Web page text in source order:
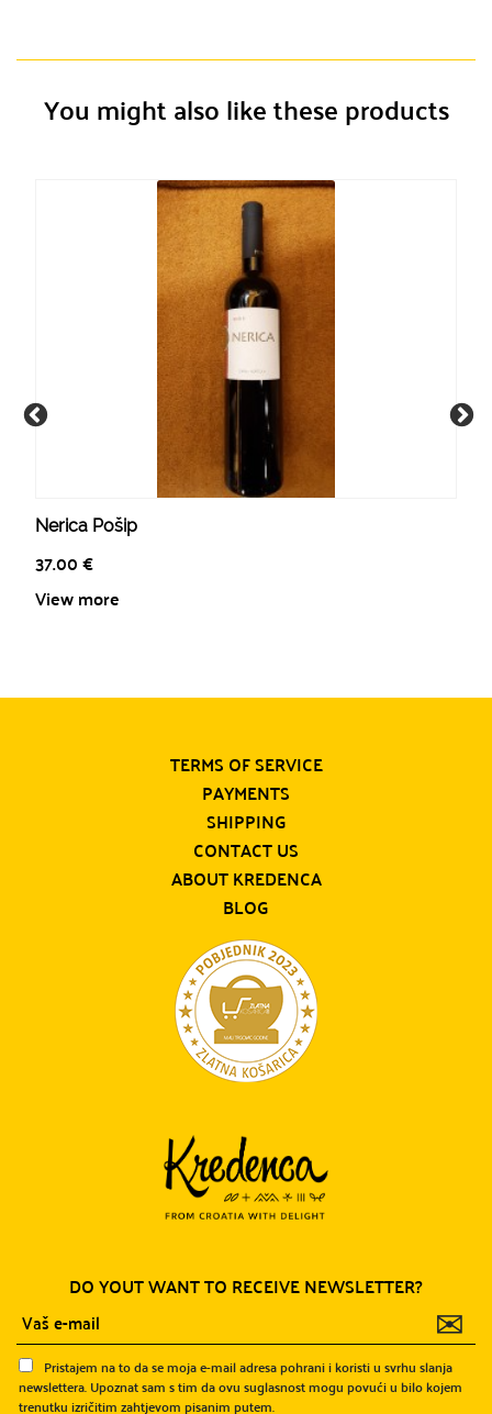
You might also like these products
Nerica Pošip
37.00€
View more
TERMS OF SERVICE
PAYMENTS
SHIPPING
CONTACT US
ABOUT KREDENCA
BLOG
DO YOUT WANT TO RECEIVE NEWSLETTER?
✉
Pristajem na to da se moja e-mail adresa pohrani i koristi u svrhu slanja
newslettera. Upoznat sam s tim da ovu suglasnost mogu povući u bilo kojem
trenutku izričitim zahtjevom pisanim putem.